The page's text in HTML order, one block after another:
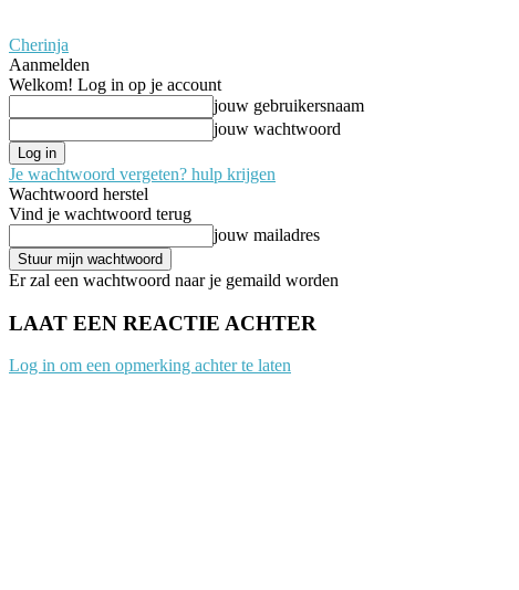
Cherinja
Aanmelden
Welkom! Log in op je account
jouw gebruikersnaam
jouw wachtwoord
Je wachtwoord vergeten? hulp krijgen
Wachtwoord herstel
Vind je wachtwoord terug
jouw mailadres
Er zal een wachtwoord naar je gemaild worden
LAAT EEN REACTIE ACHTER
Log in om een opmerking achter te laten